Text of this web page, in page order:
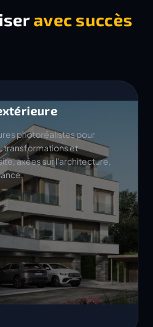
avec succès
photoréalistes pour
transformations et
axées sur l'architecture,